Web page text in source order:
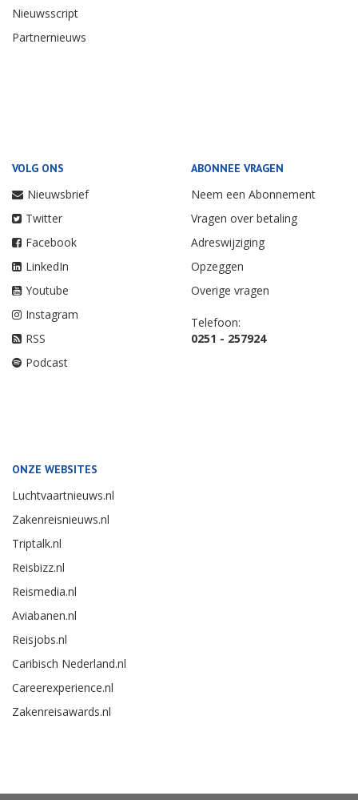
Nieuwsscript
Partnernieuws
VOLG ONS
Nieuwsbrief
Twitter
Facebook
LinkedIn
Youtube
Instagram
RSS
Podcast
ABONNEE VRAGEN
Neem een Abonnement
Vragen over betaling
Adreswijziging
Opzeggen
Overige vragen
Telefoon:
0251 - 257924
ONZE WEBSITES
Luchtvaartnieuws.nl
Zakenreisnieuws.nl
Triptalk.nl
Reisbizz.nl
Reismedia.nl
Aviabanen.nl
Reisjobs.nl
Caribisch Nederland.nl
Careerexperience.nl
Zakenreisawards.nl